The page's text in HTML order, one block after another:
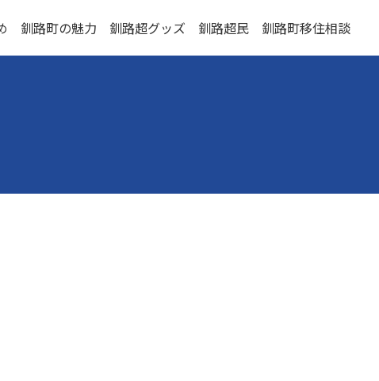
釧路町の魅力 釧路超グッズ 釧路超民 釧路町移住相談